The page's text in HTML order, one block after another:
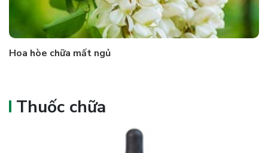
Hoa hòe chữa mất ngủ
Thuốc chữa